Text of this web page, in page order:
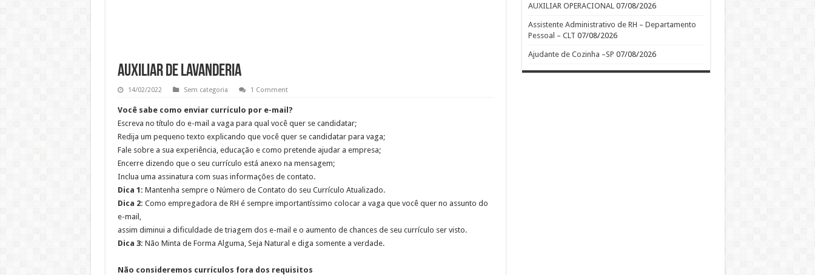
AUXILIAR DE LAVANDERIA
14/02/2022 Sem categoria 1 Comment
Você sabe como enviar currículo por e-mail?
Escreva no título do e-mail a vaga para qual você quer se candidatar;
Redija um pequeno texto explicando que você quer se candidatar para vaga;
Fale sobre a sua experiência, educação e como pretende ajudar a empresa;
Encerre dizendo que o seu currículo está anexo na mensagem;
Inclua uma assinatura com suas informações de contato.
Dica 1: Mantenha sempre o Número de Contato do seu Currículo Atualizado.
Dica 2: Como empregadora de RH é sempre importantíssimo colocar a vaga que você quer no assunto do
e-mail,
assim diminui a dificuldade de triagem dos e-mail e o aumento de chances de seu currículo ser visto.
Dica 3: Não Minta de Forma Alguma, Seja Natural e diga somente a verdade.
Não consideremos currículos fora dos requisitos
AUXILIAR OPERACIONAL 07/08/2026
Assistente Administrativo de RH – Departamento
Pessoal – CLT 07/08/2026
Ajudante de Cozinha –SP 07/08/2026